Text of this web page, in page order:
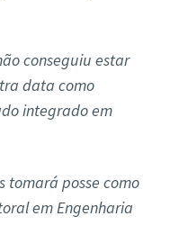
conseguiu estar
data como
integrado em
tomará posse como
em Engenharia